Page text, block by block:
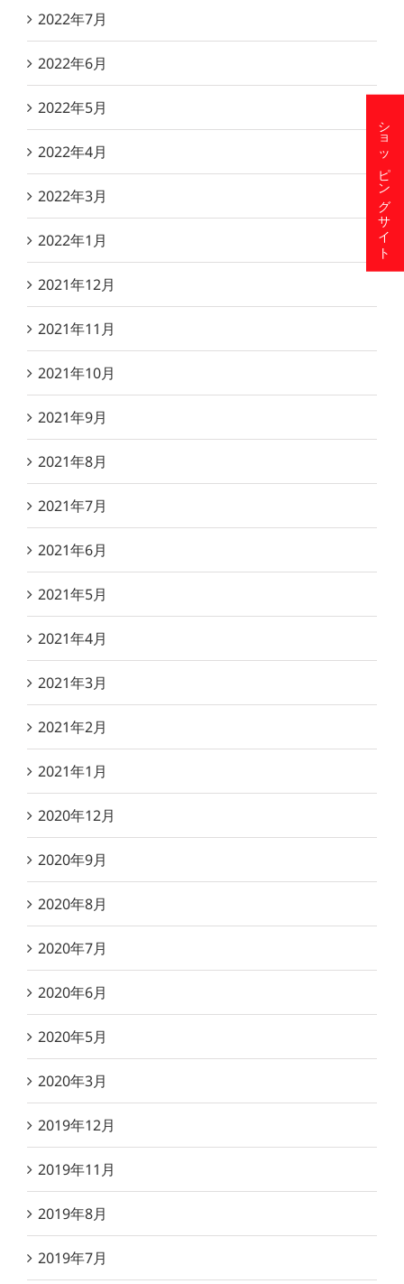
2022年7月
2022年6月
2022年5月
2022年4月
2022年3月
2022年1月
2021年12月
2021年11月
2021年10月
2021年9月
2021年8月
2021年7月
2021年6月
2021年5月
2021年4月
2021年3月
2021年2月
2021年1月
2020年12月
2020年9月
2020年8月
2020年7月
2020年6月
2020年5月
2020年3月
2019年12月
2019年11月
2019年8月
2019年7月
ショッピングサイト